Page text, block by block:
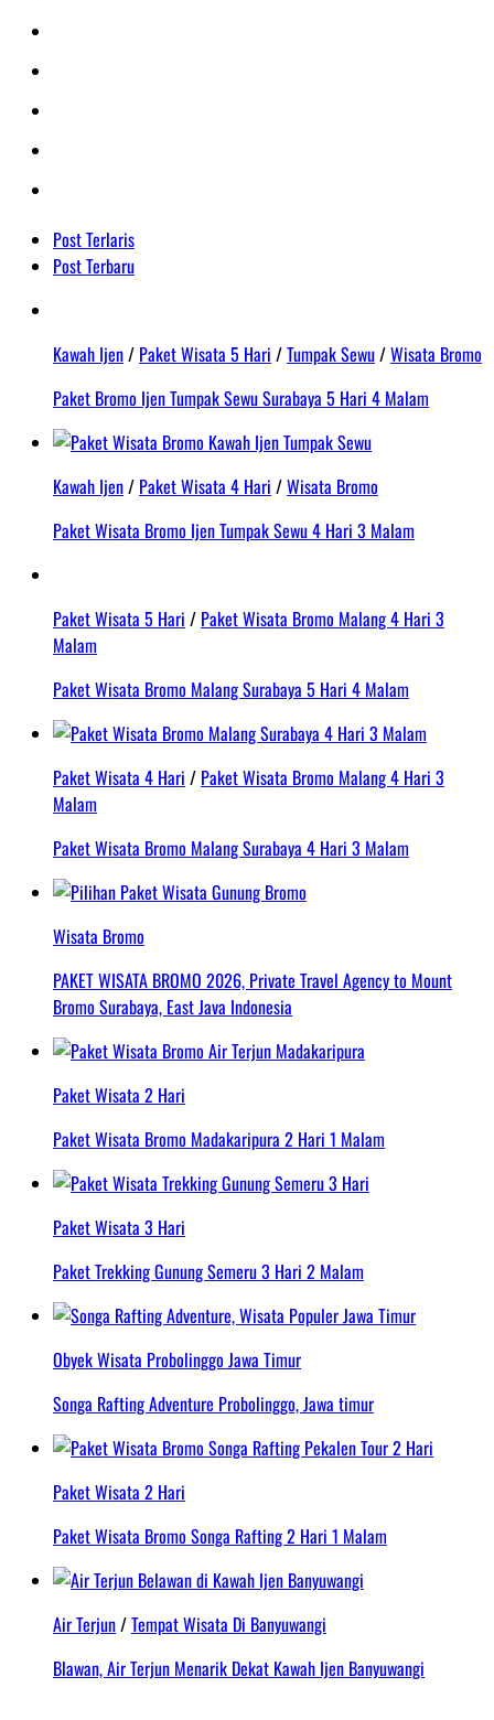
Post Terlaris
Post Terbaru
Kawah Ijen/ Paket Wisata 5 Hari /Tumpak Sewu/Wisata Bromo
Paket Bromo Ijen Tumpak Sewu Surabaya 5 Hari 4 Malam
Kawah Ijen/ Paket Wisata 4 Hari /Wisata Bromo
Paket Wisata Bromo Ijen Tumpak Sewu 4 Hari 3 Malam
Paket Wisata 5 Hari / Paket Wisata Bromo Malang 4 Hari 3
Malam
Paket Wisata Bromo Malang Surabaya 5 Hari 4 Malam
Paket Wisata 4 Hari / Paket Wisata Bromo Malang 4 Hari 3
Malam
Paket Wisata Bromo Malang Surabaya 4 Hari 3 Malam
Wisata Bromo
PAKET WISATA BROMO 2026, Private Travel Agency to Mount
Bromo Surabaya, East Java Indonesia
Paket Wisata 2 Hari
Paket Wisata Bromo Madakaripura 2 Hari 1 Malam
Paket Wisata 3 Hari
Paket Trekking Gunung Semeru 3 Hari 2 Malam
Obyek Wisata Probolinggo Jawa Timur
Songa Rafting Adventure Probolinggo, Jawa timur
Paket Wisata 2 Hari
Paket Wisata Bromo Songa Rafting 2 Hari 1 Malam
Air Terjun/Tempat Wisata Di Banyuwangi
Blawan, Air Terjun Menarik Dekat Kawah Ijen Banyuwangi